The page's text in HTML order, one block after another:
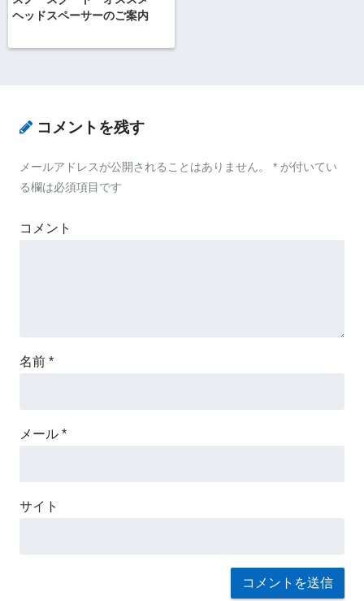
ヘッドスペーサーのご案内
コメントを残す
メールアドレスが公開されることはありません。 * が付いてい
る欄は必須項目です
コメント
名前 *
メール *
サイト